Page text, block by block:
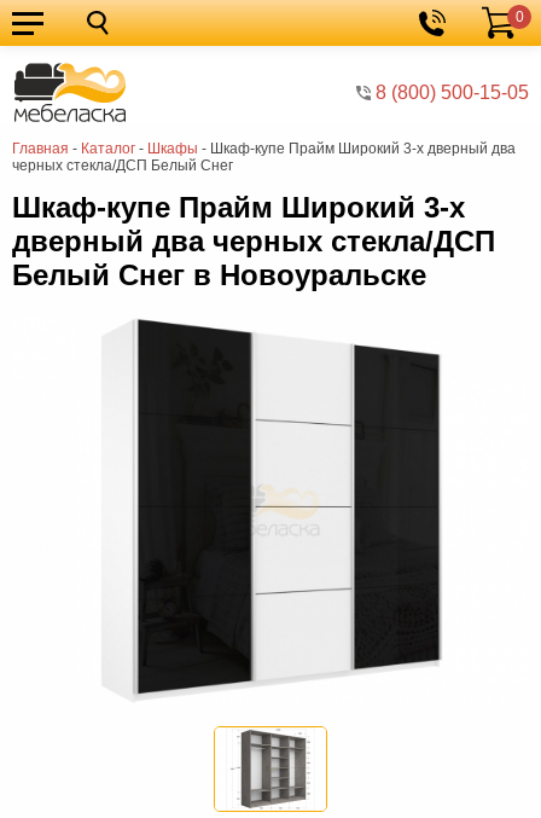
8 (800) 500-15-05
Корзина
0
Главная - Каталог - Шкафы - Шкаф-купе Прайм Широкий 3-х дверный два
черных стекла/ДСП Белый Снег
Кухонные
гарнитуры
Мебель
для
кухни
Мебель
для
спальни
Кровати
Шкафы
Диваны
Мягкая
Шкаф-купе Прайм Широкий 3-х
дверный два черных стекла/ДСП
Белый Снег в Новоуральске